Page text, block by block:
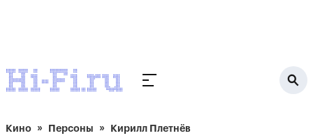
Кино Персоны Кирилл Плетнёв